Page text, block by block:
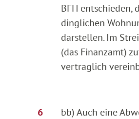
BFH entschieden,
dinglichen
darstellen. Im
(das Finanzamt)
vertraglich
bb) Auch eine